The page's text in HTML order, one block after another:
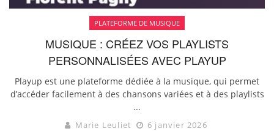
PLATEFORME DE MUSIQUE
MUSIQUE : CRÉEZ VOS PLAYLISTS
PERSONNALISÉES AVEC PLAYUP
Playup est une plateforme dédiée à la musique, qui permet
d’accéder facilement à des chansons variées et à des playlists
...
Marie Leuliet 6 janvier 2026